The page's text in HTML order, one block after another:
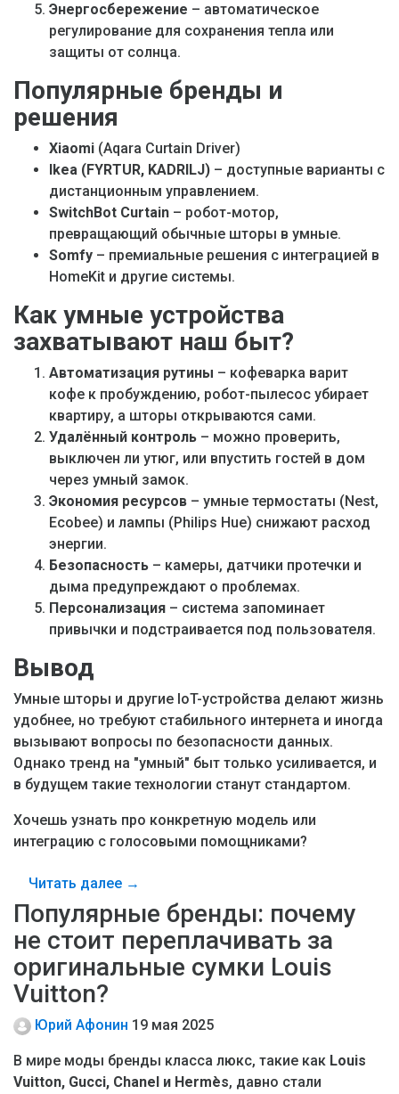
Энергосбережение – автоматическое
регулирование для сохранения тепла или
защиты от солнца.
Популярные бренды и
решения
Xiaomi (Aqara Curtain Driver)
Ikea (FYRTUR, KADRILJ) – доступные варианты с
дистанционным управлением.
SwitchBot Curtain – робот-мотор,
превращающий обычные шторы в умные.
Somfy – премиальные решения с интеграцией в
HomeKit и другие системы.
Как умные устройства
захватывают наш быт?
Автоматизация рутины – кофеварка варит
кофе к пробуждению, робот-пылесос убирает
квартиру, а шторы открываются сами.
Удалённый контроль – можно проверить,
выключен ли утюг, или впустить гостей в дом
через умный замок.
Экономия ресурсов – умные термостаты (Nest,
Ecobee) и лампы (Philips Hue) снижают расход
энергии.
Безопасность – камеры, датчики протечки и
дыма предупреждают о проблемах.
Персонализация – система запоминает
привычки и подстраивается под пользователя.
Вывод
Умные шторы и другие IoT-устройства делают жизнь
удобнее, но требуют стабильного интернета и иногда
вызывают вопросы по безопасности данных.
Однако тренд на "умный" быт только усиливается, и
в будущем такие технологии станут стандартом.
Хочешь узнать про конкретную модель или
интеграцию с голосовыми помощниками?
Читать далее →
Популярные бренды: почему
не стоит переплачивать за
оригинальные сумки Louis
Vuitton?
Юрий Афонин 19 мая 2025
В мире моды бренды класса люкс, такие как Louis
Vuitton, Gucci, Chanel и Hermès, давно стали